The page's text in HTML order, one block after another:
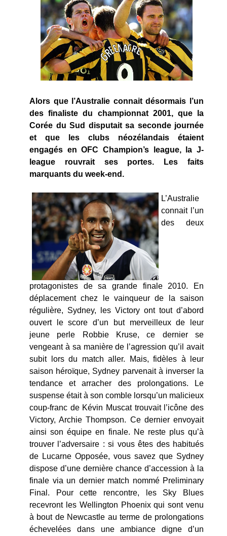
Alors que l’Australie connait désormais l’un
des finaliste du championnat 2001, que la
Corée du Sud disputait sa seconde journée
et que les clubs néozélandais étaient
engagés en OFC Champion’s league, la J-
league rouvrait ses portes. Les faits
marquants du week-end.
L’Australie
connait l’un
des deux
protagonistes de sa grande finale 2010. En
déplacement chez le vainqueur de la saison
régulière, Sydney, les Victory ont tout d’abord
ouvert le score d’un but merveilleux de leur
jeune perle Robbie Kruse, ce dernier se
vengeant à sa manière de l’agression qu’il avait
subit lors du match aller. Mais, fidèles à leur
saison héroïque, Sydney parvenait à inverser la
tendance et arracher des prolongations. Le
suspense était à son comble lorsqu’un malicieux
coup-franc de Kévin Muscat trouvait l’icône des
Victory, Archie Thompson. Ce dernier envoyait
ainsi son équipe en finale. Ne reste plus qu’à
trouver l’adversaire : si vous êtes des habitués
de Lucarne Opposée, vous savez que Sydney
dispose d’une dernière chance d’accession à la
finale via un dernier match nommé Preliminary
Final. Pour cette rencontre, les Sky Blues
recevront les Wellington Phoenix qui sont venu
à bout de Newcastle au terme de prolongations
échevelées dans une ambiance digne d’un